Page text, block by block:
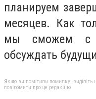
планируем
месяцев. Как
мы сможем с
обсуждать
Якщо ви помітили помилку, виділіть
повідомити про це редакцію